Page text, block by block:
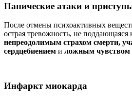
Панические атаки и
После отмены психоактивных
острая тревожность, не поддающаяся
непреодолимым страхом смерти,
сердцебиением и ложным чувством
Инфаркт миокарда